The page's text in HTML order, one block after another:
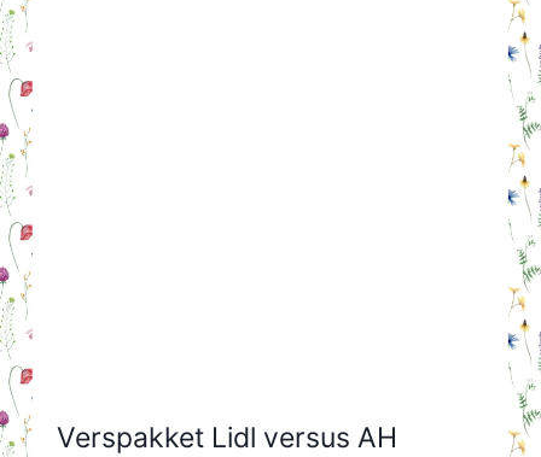
Verspakket Lidl versus AH